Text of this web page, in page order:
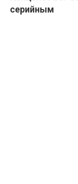
серийным